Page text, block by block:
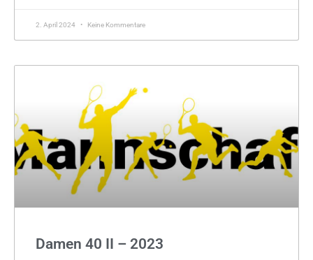
2. April 2024 Keine Kommentare
Damen 40 II – 2023